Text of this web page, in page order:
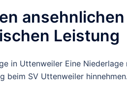
Leistung
in Uttenweiler Eine
beim SV Uttenweiler